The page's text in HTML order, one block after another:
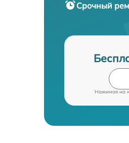
Срочный
Нажимая на